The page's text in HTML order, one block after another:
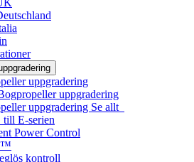
uppgradering
uppgradering
uppgradering Se allt
E-serien
Power Control
kontroll